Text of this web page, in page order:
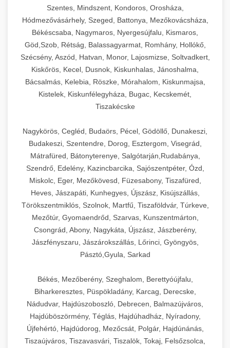
Szentes, Mindszent, Kondoros, Orosháza,
Hódmezővásárhely, Szeged, Battonya, Mezőkovácsháza,
Békéscsaba, Nagymaros, Nyergesújfalu, Kismaros,
Göd,Szob, Rétság, Balassagyarmat, Romhány, Hollókő,
Szécsény, Aszód, Hatvan, Monor, Lajosmizse, Soltvadkert,
Kiskőrös, Kecel, Dusnok, Kiskunhalas, Jánoshalma,
Bácsalmás, Kelebia, Röszke, Mórahalom, Kiskunmajsa,
Kistelek, Kiskunfélegyháza, Bugac, Kecskemét,
Tiszakécske
Nagykörös, Cegléd, Budaörs, Pécel, Gödöllő, Dunakeszi,
Budakeszi, Szentendre, Dorog, Esztergom, Visegrád,
Mátrafüred, Bátonyterenye, Salgótarján,Rudabánya,
Szendrő, Edelény, Kazincbarcika, Sajószentpéter, Ózd,
Miskolc, Eger, Mezőkövesd, Füzesabony, Tiszafüred,
Heves, Jászapáti, Kunhegyes, Újszász, Kisújszállás,
Törökszentmiklós, Szolnok, Martfű, Tiszaföldvár, Túrkeve,
Mezőtúr, Gyomaendrőd, Szarvas, Kunszentmárton,
Csongrád, Abony, Nagykáta, Újszász, Jászberény,
Jászfényszaru, Jászárokszállás, Lőrinci, Gyöngyös,
Pásztó,Gyula, Sarkad
Békés, Mezőberény, Szeghalom, Berettyóújfalu,
Biharkeresztes, Püspökladány, Karcag, Derecske,
Nádudvar, Hajdúszoboszló, Debrecen, Balmazújváros,
Hajdúböszörmény, Téglás, Hajdúhadház, Nyíradony,
Újfehértó, Hajdúdorog, Mezőcsát, Polgár, Hajdúnánás,
Tiszaújváros, Tiszavasvári, Tiszalök, Tokaj, Felsőzsolca,